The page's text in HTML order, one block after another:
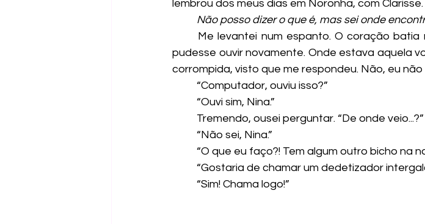
lembrou dos meus dias em Noronha, com Clarisse.
Não posso dizer o que é, mas sei onde
pudesse ouvir novamente. Onde estava aquela
corrompida, visto que me respondeu. Não, eu
	“Computador, ouviu isso?”
	“Ouvi sim, Nina.”
	Tremendo, ousei perguntar. “De onde veio...?”
	“Não sei, Nina.”
“O que eu faço?! Tem algum outro bicho na
“Gostaria de chamar um dedetizador
	“Sim! Chama logo!”